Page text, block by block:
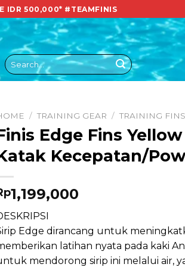
IDR 500,000* #TEAMFINIS
Search
for:
/ TRAINING GEAR / TRAINING FINS
Edge Fins
Kecepatan/
1,199,000
Edge dirancang untuk
latihan nyata pada kaki
mendorong sirip ini melalui air,